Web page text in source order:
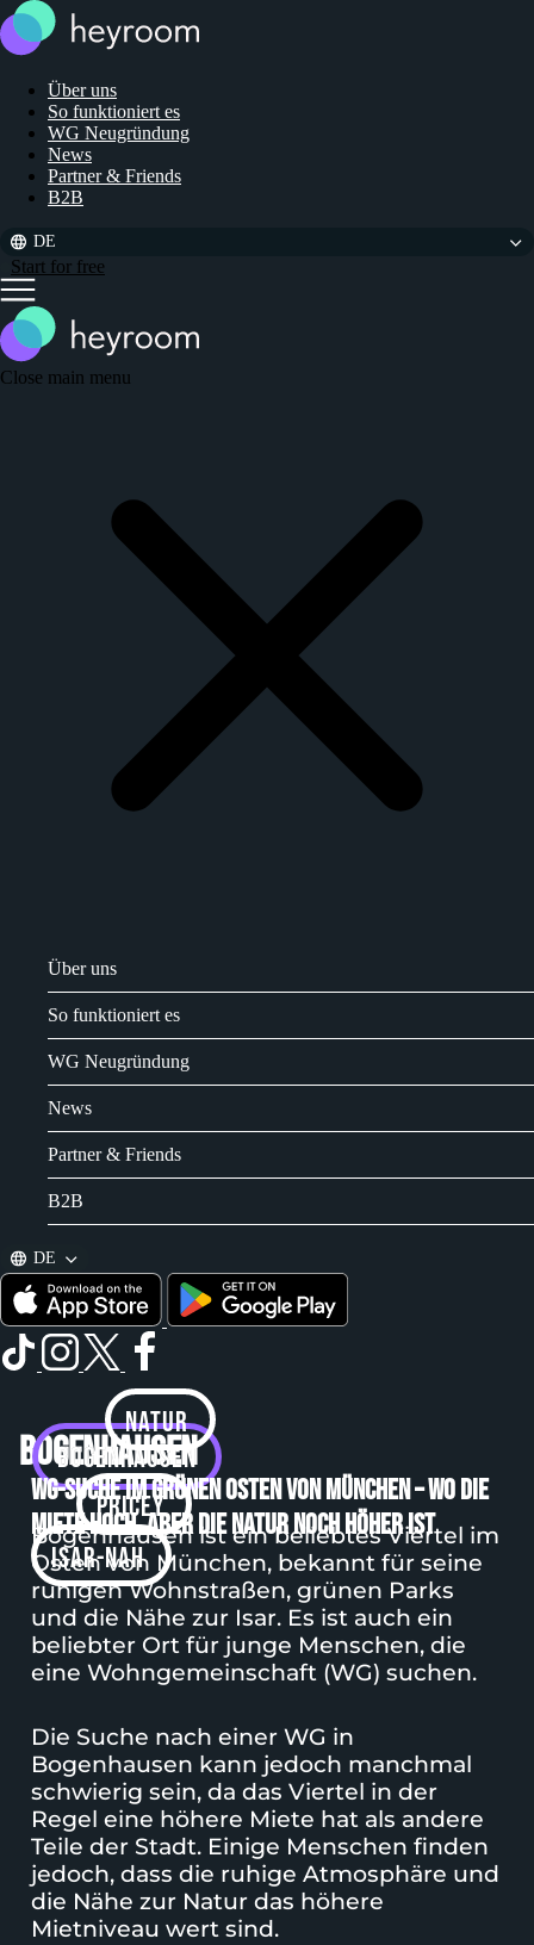
Über uns
So funktioniert es
WG Neugründung
News
Partner & Friends
B2B
DE
Start for free
Close main menu
Über uns
So funktioniert es
WG Neugründung
News
Partner & Friends
B2B
DE
Bogenhausen
BOGENHAUSEN
natur
pricey
isar-nah
WG-Suche im grünen Osten von München – wo die
Miete hoch, aber die Natur noch höher ist
Bogenhausen ist ein beliebtes Viertel im
Osten von München, bekannt für seine
ruhigen Wohnstraßen, grünen Parks
und die Nähe zur Isar. Es ist auch ein
beliebter Ort für junge Menschen, die
eine Wohngemeinschaft (WG) suchen.
Die Suche nach einer WG in
Bogenhausen kann jedoch manchmal
schwierig sein, da das Viertel in der
Regel eine höhere Miete hat als andere
Teile der Stadt. Einige Menschen finden
jedoch, dass die ruhige Atmosphäre und
die Nähe zur Natur das höhere
Mietniveau wert sind.